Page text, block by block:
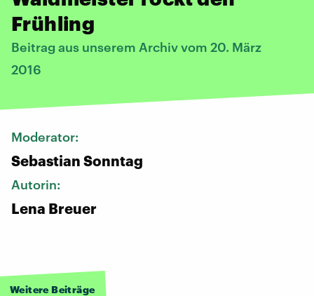
Frühling
Beitrag aus unserem Archiv vom 20. März
2016
Moderator:
Sebastian Sonntag
Autorin:
Lena Breuer
Weitere Beiträge